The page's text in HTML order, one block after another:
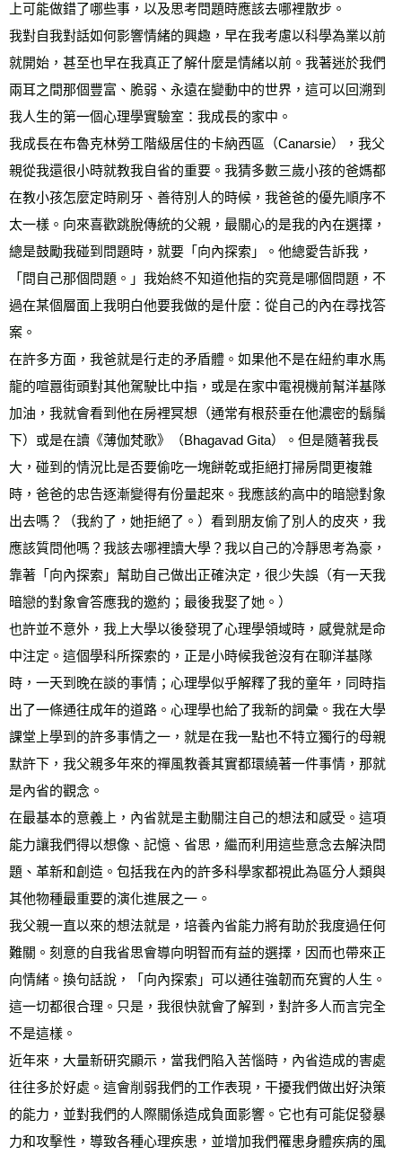
上可能做錯了哪些事，以及思考問題時應該去哪裡散步。
我對自我對話如何影響情緒的興趣，早在我考慮以科學為業以前
就開始，甚至也早在我真正了解什麼是情緒以前。我著迷於我們
兩耳之間那個豐富、脆弱、永遠在變動中的世界，這可以回溯到
我人生的第一個心理學實驗室：我成長的家中。
我成長在布魯克林勞工階級居住的卡納西區（Canarsie），我父
親從我還很小時就教我自省的重要。我猜多數三歲小孩的爸媽都
在教小孩怎麼定時刷牙、善待別人的時候，我爸爸的優先順序不
太一樣。向來喜歡跳脫傳統的父親，最關心的是我的內在選擇，
總是鼓勵我碰到問題時，就要「向內探索」。他總愛告訴我，
「問自己那個問題。」我始終不知道他指的究竟是哪個問題，不
過在某個層面上我明白他要我做的是什麼：從自己的內在尋找答
案。
在許多方面，我爸就是行走的矛盾體。如果他不是在紐約車水馬
龍的喧囂街頭對其他駕駛比中指，或是在家中電視機前幫洋基隊
加油，我就會看到他在房裡冥想（通常有根菸垂在他濃密的鬍鬚
下）或是在讀《薄伽梵歌》（Bhagavad Gita）。但是隨著我長
大，碰到的情況比是否要偷吃一塊餅乾或拒絕打掃房間更複雜
時，爸爸的忠告逐漸變得有份量起來。我應該約高中的暗戀對象
出去嗎？（我約了，她拒絕了。）看到朋友偷了別人的皮夾，我
應該質問他嗎？我該去哪裡讀大學？我以自己的冷靜思考為豪，
靠著「向內探索」幫助自己做出正確決定，很少失誤（有一天我
暗戀的對象會答應我的邀約；最後我娶了她。）
也許並不意外，我上大學以後發現了心理學領域時，感覺就是命
中注定。這個學科所探索的，正是小時候我爸沒有在聊洋基隊
時，一天到晚在談的事情；心理學似乎解釋了我的童年，同時指
出了一條通往成年的道路。心理學也給了我新的詞彙。我在大學
課堂上學到的許多事情之一，就是在我一點也不特立獨行的母親
默許下，我父親多年來的禪風教養其實都環繞著一件事情，那就
是內省的觀念。
在最基本的意義上，內省就是主動關注自己的想法和感受。這項
能力讓我們得以想像、記憶、省思，繼而利用這些意念去解決問
題、革新和創造。包括我在內的許多科學家都視此為區分人類與
其他物種最重要的演化進展之一。
我父親一直以來的想法就是，培養內省能力將有助於我度過任何
難關。刻意的自我省思會導向明智而有益的選擇，因而也帶來正
向情緒。換句話說，「向內探索」可以通往強韌而充實的人生。
這一切都很合理。只是，我很快就會了解到，對許多人而言完全
不是這樣。
近年來，大量新研究顯示，當我們陷入苦惱時，內省造成的害處
往往多於好處。這會削弱我們的工作表現，干擾我們做出好決策
的能力，並對我們的人際關係造成負面影響。它也有可能促發暴
力和攻擊性，導致各種心理疾患，並增加我們罹患身體疾病的風